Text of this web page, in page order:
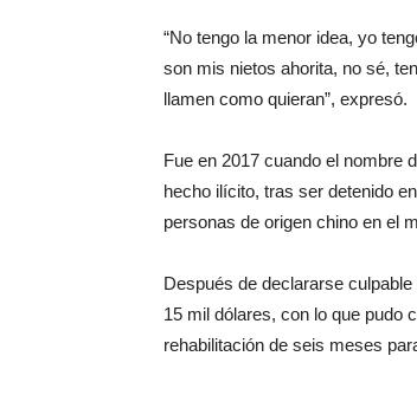
“No tengo la menor idea, yo
son mis nietos ahorita, no sé,
llamen como quieran”, expresó.
Fue en 2017 cuando el nombre
hecho ilícito, tras ser detenido
personas de origen chino en el
Después de declararse
15 mil dólares, con lo que pudo
rehabilitación de seis meses